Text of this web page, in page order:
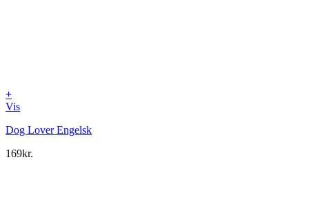
+
Vis
Dog Lover Engelsk
169kr.